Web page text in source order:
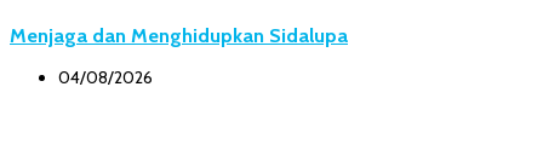
Menjaga dan Menghidupkan Sidalupa
04/08/2026